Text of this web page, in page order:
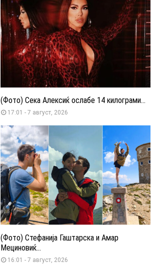
(Фото) Сека Алексиќ ослабе 14 килограми...
17:01 - 7 август, 2026
(Фото) Стефанија Гаштарска и Амар
Мециновиќ...
16:01 - 7 август, 2026